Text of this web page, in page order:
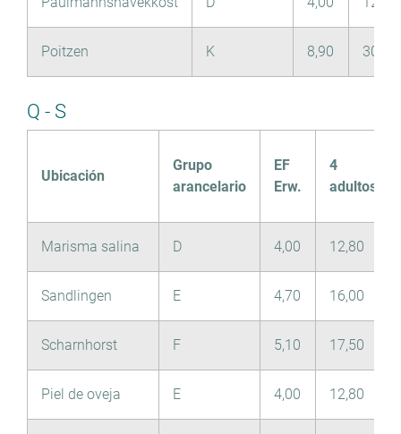
Poitzen K 8,90 30,70
Q - S
Ubicación
Grupo
arancelario
EF
Erw.
4
adultos
Marisma salina D 4,00 12,80
Sandlingen E 4,70 16,00
Scharnhorst F 5,10 17,50
Piel de oveja E 4,00 12,80